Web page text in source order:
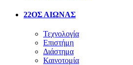
22ΟΣ ΑΙΩΝΑΣ
Τεχνολογία
Επιστήμη
Διάστημα
Καινοτομία